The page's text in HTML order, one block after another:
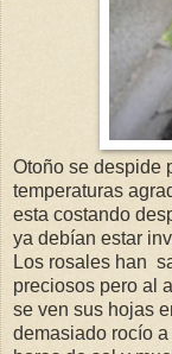
Otoño se despide
temperaturas
esta costando
ya debían estar
Los rosales han
preciosos pero al
se ven sus hojas
demasiado rocío